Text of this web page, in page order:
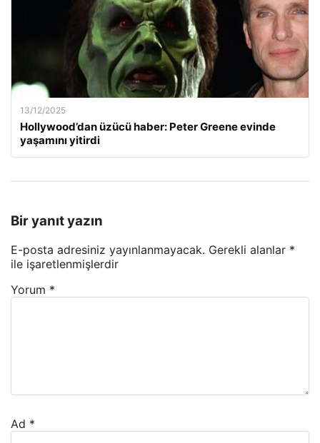
13/12/2025
Hollywood’dan üzücü haber: Peter Greene evinde
yaşamını yitirdi
Bir yanıt yazın
E-posta adresiniz yayınlanmayacak. Gerekli alanlar *
ile işaretlenmişlerdir
Yorum *
Ad *